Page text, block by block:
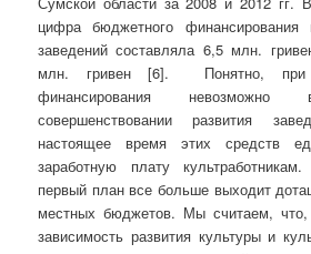
цифра бюджетного
заведений составляла 6,5 млн.
млн. гривен [6]. Понятно, при
финансирования
совершенствовании развития
настоящее время этих средств
заработную плату
первый план все больше выходит
местных бюджетов. Мы считаем,
зависимость развития культуры и